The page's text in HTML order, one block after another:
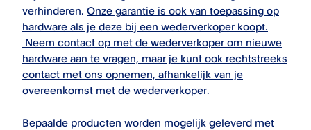
verhinderen. Onze garantie is ook van toepassing op
hardware als je deze bij een wederverkoper koopt.
Neem contact op met de wederverkoper om nieuwe
hardware aan te vragen, maar je kunt ook rechtstreeks
contact met ons opnemen, afhankelijk van je
overeenkomst met de wederverkoper.
Bepaalde producten worden mogelijk geleverd met